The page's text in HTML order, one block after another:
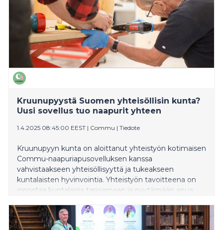
suurempi kuin koskaan.
Kruunupyystä Suomen yhteisöllisin kunta?
Uusi sovellus tuo naapurit yhteen
1.4.2025 08:45:00 EEST | Commu | Tiedote
Kruunupyyn kunta on aloittanut yhteistyön kotimaisen
Commu-naapuriapusovelluksen kanssa
vahvistaakseen yhteisöllisyyttä ja tukeakseen
kuntalaisten hyvinvointia. Yhteistyön tavoitteena on
innostaa kuntalaisia tarjoamaan ja pyytämään apua